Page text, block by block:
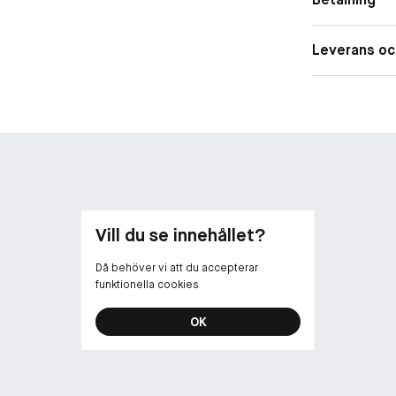
• Blir inte kakig
• Vatten-
Leverans
Vill du se innehållet?
Då behöver vi att du accepterar
funktionella cookies
OK